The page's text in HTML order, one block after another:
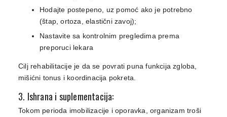
Hodajte postepeno, uz pomoć ako je potrebno
(štap, ortoza, elastični zavoj);
Nastavite sa kontrolnim pregledima prema
preporuci lekara
Cilj rehabilitacije je da se povrati puna funkcija zgloba,
mišićni tonus i koordinacija pokreta.
3. Ishrana i suplementacija:
Tokom perioda imobilizacije i oporavka, organizam troši